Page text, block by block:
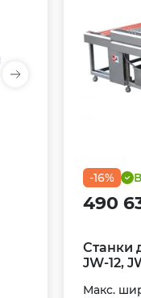
-16%
490
Станки
JW-12,
Макс.